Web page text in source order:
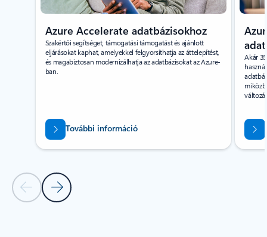
Előző diaKövetkező dia
Azure Accelerate adatbázisokhoz
Szakértői segítséget, támogatási támogatást és ajánlott
eljárásokat kaphat, amelyekkel felgyorsíthatja az áttelepítést,
és magabiztosan modernizálhatja az adatbázisokat az Azure-
ban.
További információ
Akár